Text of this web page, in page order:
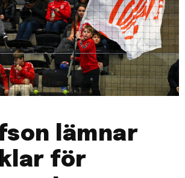
lämnar
för